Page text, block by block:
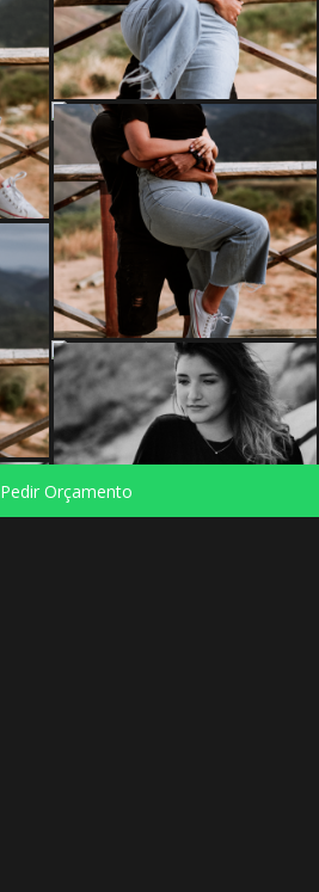
Pedir Orçamento